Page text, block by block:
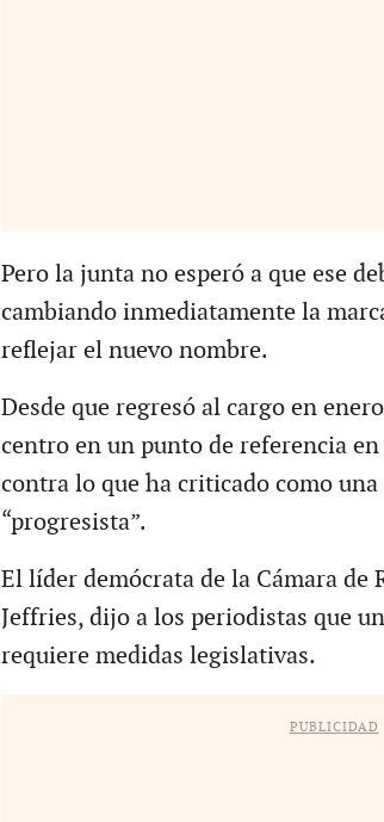
Pero la junta no esperó a que ese
cambiando inmediatamente la
reflejar el nuevo nombre.
Desde que regresó al cargo en
centro en un punto de referencia
contra lo que ha criticado como
“progresista”.
El líder demócrata de la Cámara de
Jeffries, dijo a los periodistas que
requiere medidas legislativas.
PUBLICIDAD